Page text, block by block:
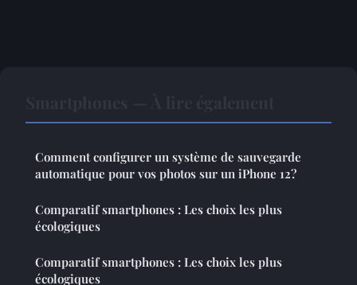
Comment configurer un système de sauvegarde
automatique pour vos photos sur un iPhone 12?
Comparatif smartphones : Les choix les plus
écologiques
Comparatif smartphones : Les choix les plus
écologiques